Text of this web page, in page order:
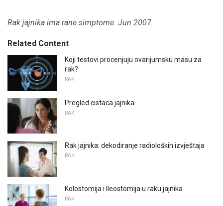
Rak jajnika ima rane simptome. Jun 2007.
Related Content
Koji testovi procenjuju ovarijumsku masu za
rak?
RAK
Pregled cistaca jajnika
RAK
Rak jajnika: dekodiranje radioloških izvještaja
RAK
Kolostomija i Ileostomija u raku jajnika
RAK